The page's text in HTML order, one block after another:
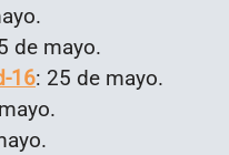
de mayo.
16: 25 de mayo.